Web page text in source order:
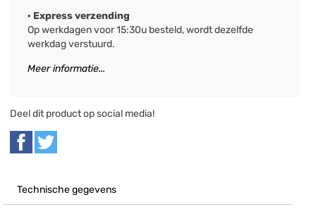
· Express verzending
Op werkdagen voor 15:30u besteld, wordt dezelfde
werkdag verstuurd.
Meer informatie...
Deel dit product op social media!
Technische gegevens